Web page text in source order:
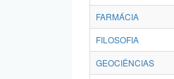
FARMÁCIA
FILOSOFIA
GEOCIÊNCIAS